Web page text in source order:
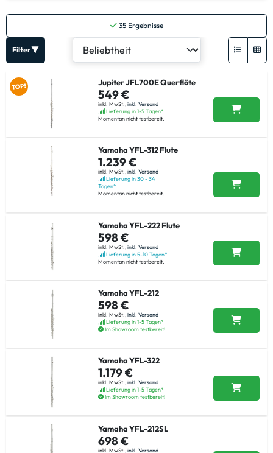
35Ergebnisse
Filter
Jupiter JFL700E Querflöte
549 €
inkl. MwSt., inkl. Versand
Lieferung in 1-5 Tagen*
Momentan nicht testbereit.
Yamaha YFL-312 Flute
1.239 €
inkl. MwSt.,inkl. Versand
Lieferung in 30 - 34
Tagen*
Momentan nicht testbereit.
Yamaha YFL-222 Flute
598 €
inkl. MwSt., inkl. Versand
Lieferung in 5-10 Tagen*
Momentan nicht testbereit.
Yamaha YFL-212
598 €
inkl. MwSt., inkl. Versand
Lieferung in 1-5 Tagen*
Im Showroom testbereit!
Yamaha YFL-322
1.179 €
inkl. MwSt.,inkl. Versand
Lieferung in 1-5 Tagen*
Im Showroom testbereit!
Yamaha YFL-212SL
698 €
inkl. MwSt., inkl. Versand